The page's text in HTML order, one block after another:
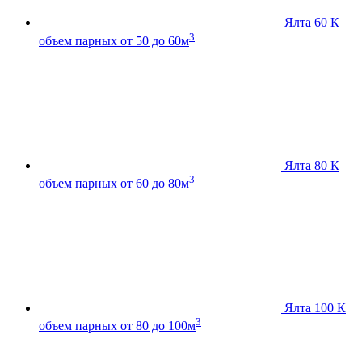
Ялта 60 К
объем парных от 50 до 60м3
Ялта 80 К
объем парных от 60 до 80м3
Ялта 100 К
объем парных от 80 до 100м3